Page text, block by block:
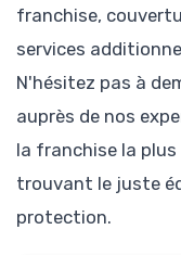
franchise,
services
N'hésitez pas à
auprès de nos
la franchise la
trouvant le juste
protection.